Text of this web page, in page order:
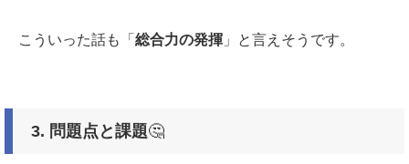
こういった話も「 総合力の発揮 」と言えそうです。
3. 問題点と課題🤔